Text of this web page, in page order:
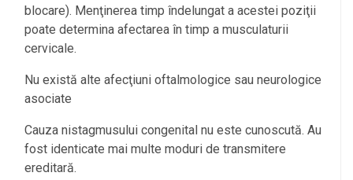
blocare). Menţinerea timp îndelungat a acestei poziţii
poate determina afectarea în timp a musculaturii
cervicale.
Nu există alte afecţiuni oftalmologice sau neurologice
asociate
Cauza nistagmusului congenital nu este cunoscută. Au
fost identicate mai multe moduri de transmitere
ereditară.